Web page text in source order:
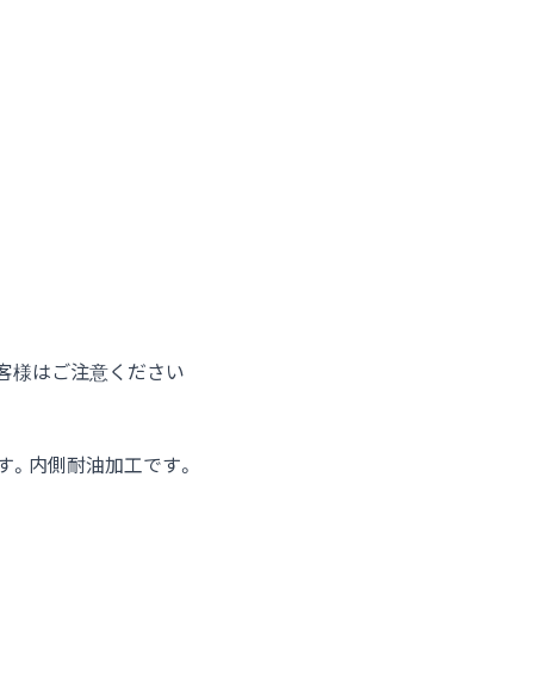
様はご注意ください
内側耐油加工です。